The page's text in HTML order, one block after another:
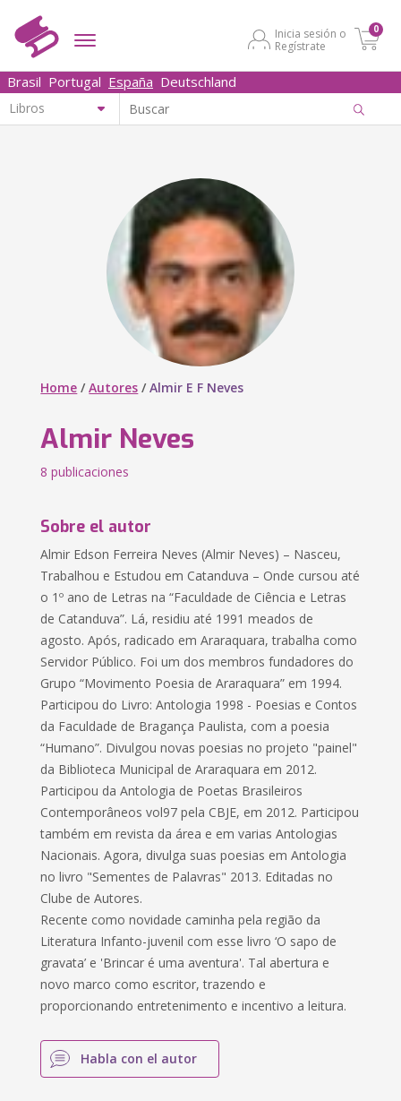
Inicia sesión o
Regístrate
0
Brasil Portugal España Deutschland
Home /Autores /Almir E F Neves
Almir Neves
8 publicaciones
Sobre el autor
Almir Edson Ferreira Neves (Almir Neves) – Nasceu,
Trabalhou e Estudou em Catanduva – Onde cursou até
o 1º ano de Letras na “Faculdade de Ciência e Letras
de Catanduva”. Lá, residiu até 1991 meados de
agosto. Após, radicado em Araraquara, trabalha como
Servidor Público. Foi um dos membros fundadores do
Grupo “Movimento Poesia de Araraquara” em 1994.
Participou do Livro: Antologia 1998 - Poesias e Contos
da Faculdade de Bragança Paulista, com a poesia
“Humano”. Divulgou novas poesias no projeto "painel"
da Biblioteca Municipal de Araraquara em 2012.
Participou da Antologia de Poetas Brasileiros
Contemporâneos vol97 pela CBJE, em 2012. Participou
também em revista da área e em varias Antologias
Nacionais. Agora, divulga suas poesias em Antologia
no livro "Sementes de Palavras" 2013. Editadas no
Clube de Autores.
Recente como novidade caminha pela região da
Literatura Infanto-juvenil com esse livro ‘O sapo de
gravata’ e 'Brincar é uma aventura'. Tal abertura e
novo marco como escritor, trazendo e
proporcionando entretenimento e incentivo a leitura.
Habla con el autor